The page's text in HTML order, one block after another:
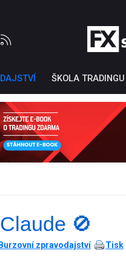
ŠKOLA TRADINGU
Ticker Tape
🚫
Burzovní zpravodajství Tisk